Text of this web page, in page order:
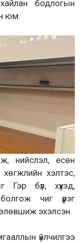
бодлогын
юм.
нийслэл, есөн
хөгжлийн хэлтэс,
Гэр бүл, хүүхэд,
чиг үүрэг
эхэлсэн.
үйлчилгээ